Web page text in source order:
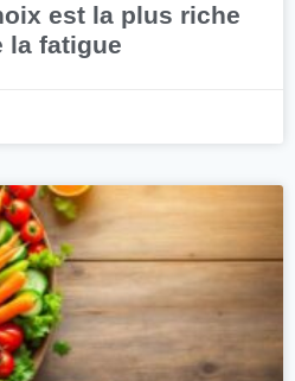
est la plus riche
la fatigue